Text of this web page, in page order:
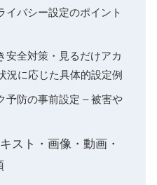
イバシー設定のポイント
安全対策・見るだけアカ
況に応じた具体的設定例
予防の事前設定 – 被害や
スト・画像・動画・